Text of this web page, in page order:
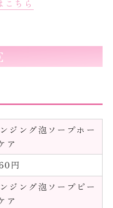
こちら
ジング泡ソープホー
ア
円
ジング泡ソープピー
ア